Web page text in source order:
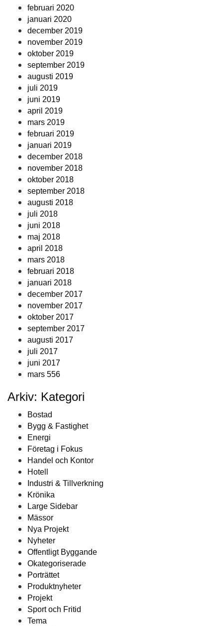
februari 2020
januari 2020
december 2019
november 2019
oktober 2019
september 2019
augusti 2019
juli 2019
juni 2019
april 2019
mars 2019
februari 2019
januari 2019
december 2018
november 2018
oktober 2018
september 2018
augusti 2018
juli 2018
juni 2018
maj 2018
april 2018
mars 2018
februari 2018
januari 2018
december 2017
november 2017
oktober 2017
september 2017
augusti 2017
juli 2017
juni 2017
mars 556
Arkiv: Kategori
Bostad
Bygg & Fastighet
Energi
Företag i Fokus
Handel och Kontor
Hotell
Industri & Tillverkning
Krönika
Large Sidebar
Mässor
Nya Projekt
Nyheter
Offentligt Byggande
Okategoriserade
Porträttet
Produktnyheter
Projekt
Sport och Fritid
Tema